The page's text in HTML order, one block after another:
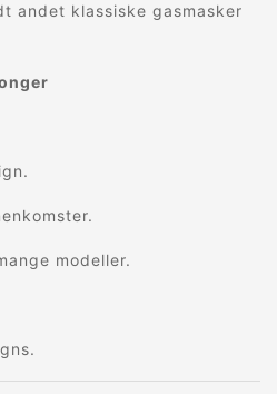
andet klassiske gasmasker
modeller.